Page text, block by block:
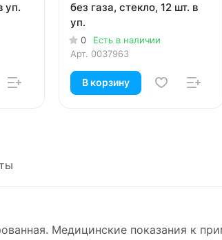
уп.
без газа, стекло, 12 шт. в
уп.
0
Есть в наличии
Арт. 0037963
В корзину
Медицинские показания к